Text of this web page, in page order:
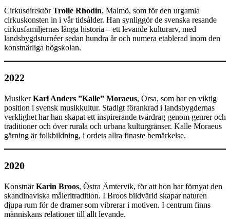
CirkusdirektörTrolle Rhodin, Malmö, som för den urgamla
cirkuskonsten in i vår tidsålder. Han synliggör de svenska resande
cirkusfamiljernas långa historia – ett levande kulturarv, med
landsbygdsturnéer sedan hundra år och numera etablerad inom den
konstnärliga högskolan.
2022
MusikerKarl Anders ”Kalle” Moraeus, Orsa, som har en viktig
position i svensk musikkultur. Stadigt förankrad i landsbygdernas
verklighet har han skapat ett inspirerande tvärdrag genom genrer och
traditioner och över rurala och urbana kulturgränser. Kalle Moraeus
gärning är folkbildning, i ordets allra finaste bemärkelse.
2020
KonstnärKarin Broos, Östra Ämtervik, för att hon har förnyat den
skandinaviska måleritradition. I Broos bildvärld skapar naturen
djupa rum för de dramer som vibrerar i motiven. I centrum finns
människans relationer till allt levande.